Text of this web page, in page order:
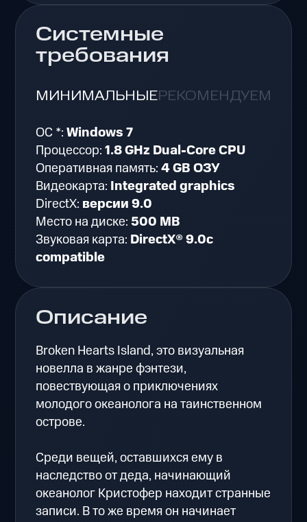
Описание
Broken Hearts Island, это визуальная
новелла в жанре фэнтези,
повествующая о приключениях
молодого океанолога на таинственном
острове.
Среди вещей, оставшихся ему в
наследство от деда, начинающий
океанолог Кристофер находит странные
записи. В то же время он начинает
Системные
требования
МИНИМАЛЬНЫЕРЕКОМЕНДУЕМЫЕ
ОС *:Windows 7
Процессор:1.8 GHz Dual-Core CPU
Оперативная память:4 GB ОЗУ
Видеокарта: Integrated graphics
DirectX: версии 9.0
Место на диске:500 MB
Звуковая карта: DirectX® 9.0c
compatible